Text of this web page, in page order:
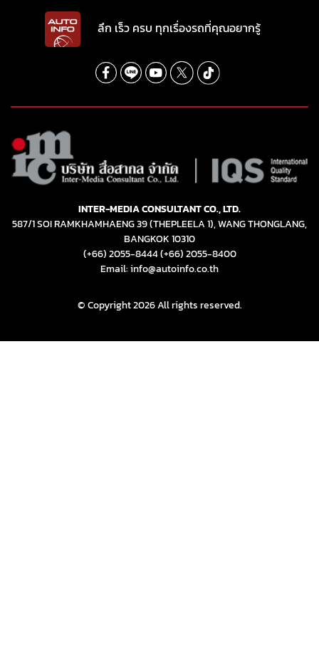
ลึก เร็ว ครบ ทุกเรื่องรถที่คุณอยากรู้
INTER-MEDIA CONSULTANT CO., LTD.
587/1 SOI RAMKHAMHAENG 39 (THEPLEELA 1), WANG THONGLANG,
BANGKOK 10310
(+66) 2055-8444(+66) 2055-8400
Email: info@autoinfo.co.th
© Copyright 2026 All rights reserved.